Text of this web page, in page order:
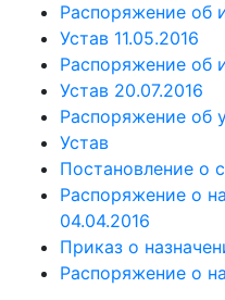
Распоряжение об
Устав 11.05.2016
Распоряжение об
Устав 20.07.2016
Распоряжение об
Устав
Постановление о
Распоряжение о
04.04.2016
Приказ о
Распоряжение о